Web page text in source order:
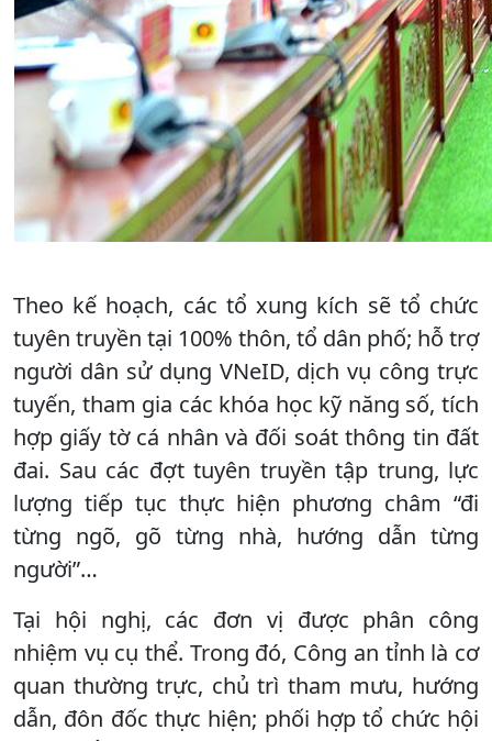
Theo kế hoạch, các tổ xung kích sẽ tổ chức
tuyên truyền tại 100% thôn, tổ dân phố; hỗ trợ
người dân sử dụng VNeID, dịch vụ công trực
tuyến, tham gia các khóa học kỹ năng số, tích
hợp giấy tờ cá nhân và đối soát thông tin đất
đai. Sau các đợt tuyên truyền tập trung, lực
lượng tiếp tục thực hiện phương châm “đi
từng ngõ, gõ từng nhà, hướng dẫn từng
người”…
Tại hội nghị, các đơn vị được phân công
nhiệm vụ cụ thể. Trong đó, Công an tỉnh là cơ
quan thường trực, chủ trì tham mưu, hướng
dẫn, đôn đốc thực hiện; phối hợp tổ chức hội